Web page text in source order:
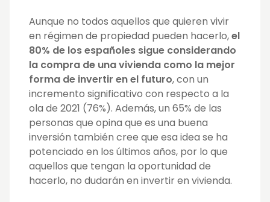
Aunque no todos aquellos que quieren vivir
en régimen de propiedad pueden hacerlo,el
80% de los españoles sigue considerando
la compra de una vivienda como la mejor
forma de invertir en el futuro, con un
incremento significativo con respecto a la
ola de 2021 (76%). Además, un 65% de las
personas que opina que es una buena
inversión también cree que esa idea se ha
potenciado en los últimos años, por lo que
aquellos que tengan la oportunidad de
hacerlo, no dudarán en invertir en vivienda.